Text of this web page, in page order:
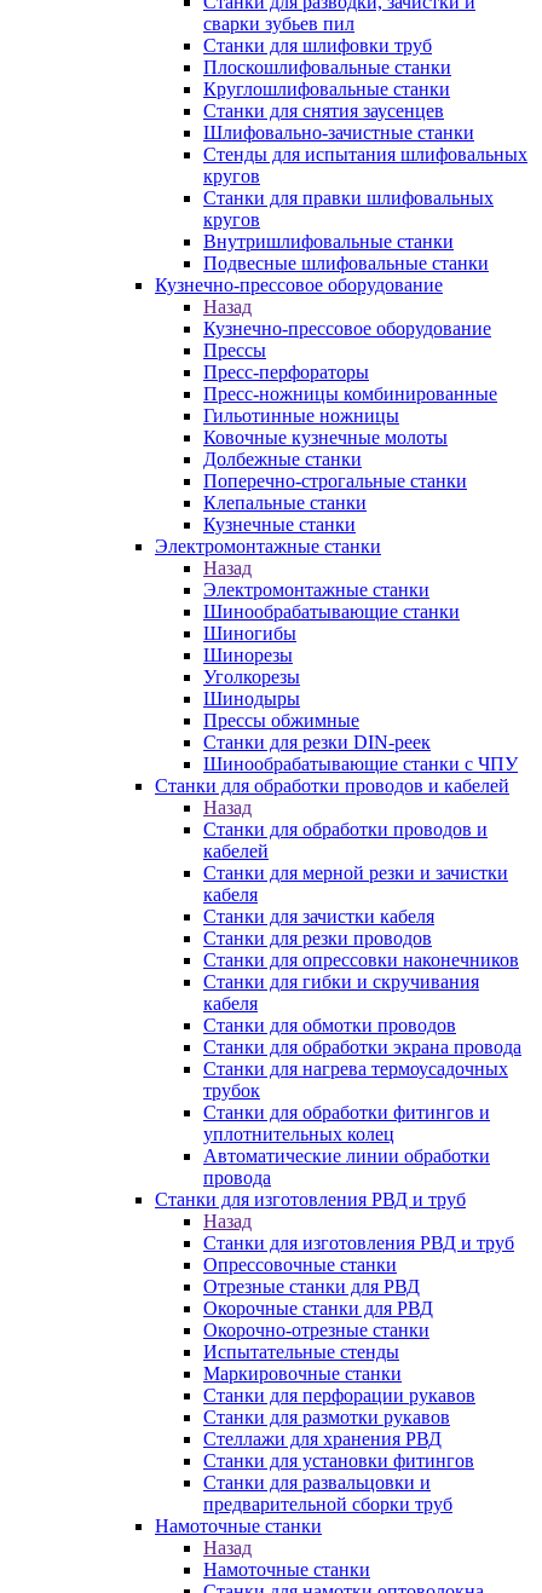
сварки зубьев пил
Станки для шлифовки труб
Плоскошлифовальные станки
Круглошлифовальные станки
Станки для снятия заусенцев
Шлифовально-зачистные станки
Стенды для испытания шлифовальных
кругов
Станки для правки шлифовальных
кругов
Внутришлифовальные станки
Подвесные шлифовальные станки
Кузнечно-прессовое оборудование
Назад
Кузнечно-прессовое оборудование
Прессы
Пресс-перфораторы
Пресс-ножницы комбинированные
Гильотинные ножницы
Ковочные кузнечные молоты
Долбежные станки
Поперечно-строгальные станки
Клепальные станки
Кузнечные станки
Электромонтажные станки
Назад
Электромонтажные станки
Шинообрабатывающие станки
Шиногибы
Шинорезы
Уголкорезы
Шинодыры
Прессы обжимные
Станки для резки DIN-реек
Шинообрабатывающие станки с ЧПУ
Станки для обработки проводов и кабелей
Назад
Станки для обработки проводов и
кабелей
Станки для мерной резки и зачистки
кабеля
Станки для зачистки кабеля
Станки для резки проводов
Станки для опрессовки наконечников
Станки для гибки и скручивания
кабеля
Станки для обмотки проводов
Станки для обработки экрана провода
Станки для нагрева термоусадочных
трубок
Станки для обработки фитингов и
уплотнительных колец
Автоматические линии обработки
провода
Станки для изготовления РВД и труб
Назад
Станки для изготовления РВД и труб
Опрессовочные станки
Отрезные станки для РВД
Окорочные станки для РВД
Окорочно-отрезные станки
Испытательные стенды
Маркировочные станки
Станки для перфорации рукавов
Станки для размотки рукавов
Стеллажи для хранения РВД
Станки для установки фитингов
Станки для развальцовки и
предварительной сборки труб
Намоточные станки
Назад
Намоточные станки